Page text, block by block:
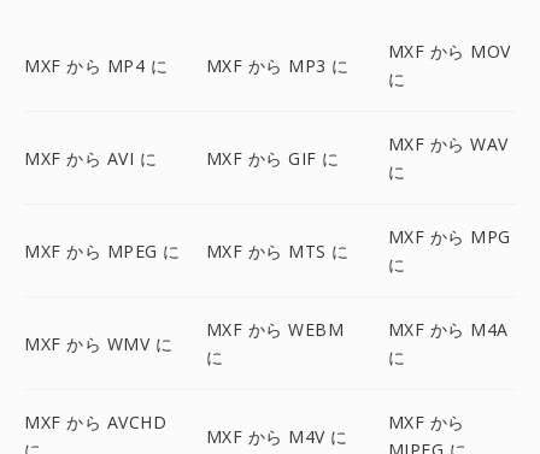
MXF から MP4 に MXF から MP3 に
MXF から MOV
に
MXF から AVI に MXF から GIF に
MXF から WAV
に
MXF から MPEG に MXF から MTS に
MXF から MPG
に
MXF から WMV に
MXF から WEBM
に
MXF から M4A
に
MXF から AVCHD
MXF から M4V に
MXF から